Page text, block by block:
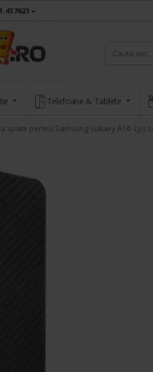
Telefoane & Tablete
spate pentru Samsung Galaxy A14- Lys